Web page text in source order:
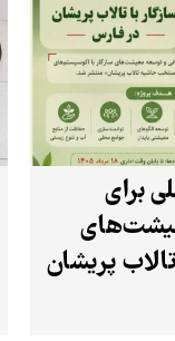
برای
پریشان